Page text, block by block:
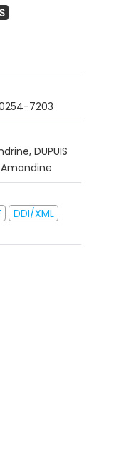
7203
DUPUIS
Amandine
DDI/XML